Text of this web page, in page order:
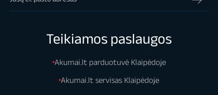
Teikiamos paslaugos
Akumai.lt parduotuvė Klaipėdoje
Akumai.lt servisas Klaipėdoje